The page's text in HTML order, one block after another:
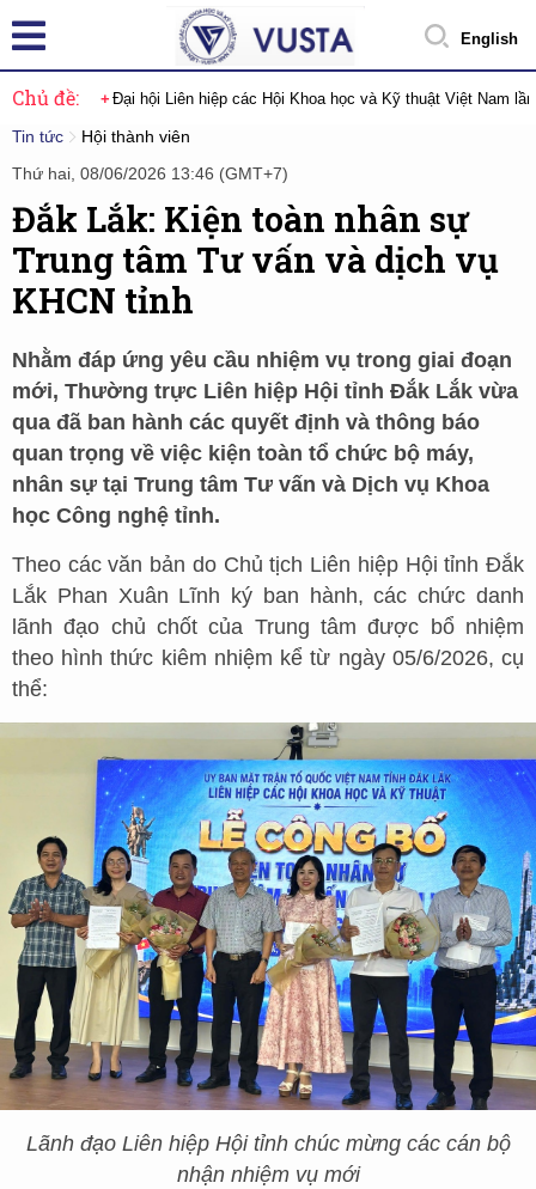
English
Chủ đề: Đại hội Liên hiệp các Hội Khoa học và Kỹ thuật Việt Nam
Tin tức
Hội thành viên
Thứ hai, 08/06/2026 13:46 (GMT+7)
Đắk Lắk: Kiện toàn nhân sự
Trung tâm Tư vấn và dịch vụ
KHCN tỉnh
Nhằm đáp ứng yêu cầu nhiệm vụ trong giai đoạn
mới, Thường trực Liên hiệp Hội tỉnh Đắk Lắk vừa
qua đã ban hành các quyết định và thông báo
quan trọng về việc kiện toàn tổ chức bộ máy,
nhân sự tại Trung tâm Tư vấn và Dịch vụ Khoa
học Công nghệ tỉnh.
Theo các văn bản do Chủ tịch Liên hiệp Hội tỉnh Đắk
Lắk Phan Xuân Lĩnh ký ban hành, các chức danh
lãnh đạo chủ chốt của Trung tâm được bổ nhiệm
theo hình thức kiêm nhiệm kể từ ngày 05/6/2026, cụ
thể:
Lãnh đạo Liên hiệp Hội tỉnh chúc mừng các cán bộ
nhận nhiệm vụ mới